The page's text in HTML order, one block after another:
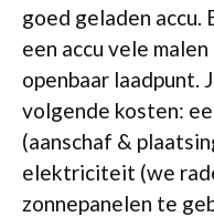
goed geladen accu.
een accu vele
openbaar laadpunt.
volgende kosten:
(aanschaf &
elektriciteit (we
zonnepanelen te